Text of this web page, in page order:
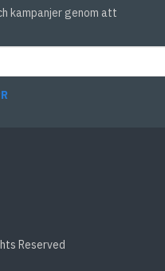
kampanjer genom att
Reserved